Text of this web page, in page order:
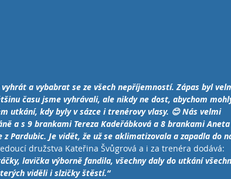
a vybabrat se ze všech nepříjemností. Zápas byl
času jsme vyhrávali, ale nikdy ne dost, abychom
utkání, kdy byly v sázce i trenérovy vlasy. 😊 Nás velmi
a s 9 brankami Tereza Kadeřábková a 8 brankami Aneta
Pardubic. Je vidět, že už se aklimatizovala a zapadla do
družstva Kateřina Švůgrová a i za trenéra dodává:
lavička výborně fandila, všechny daly do utkání
viděli i slzičky štěstí.“